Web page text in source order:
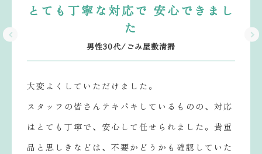
とても丁寧な対応で 安心できまし
た
男性30代/ごみ屋敷清掃
大変よくしていただけました。
スタッフの皆さんテキパキしているものの、対応
はとても丁寧で、安心して任せられました。貴重
品と思しきなどは、不要かどうかも確認していた